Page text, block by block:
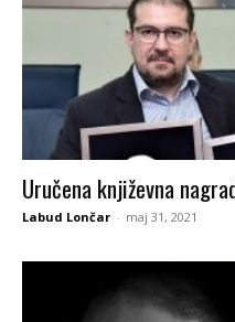
Uručena književna
Labud Lončar - maj 31, 2021